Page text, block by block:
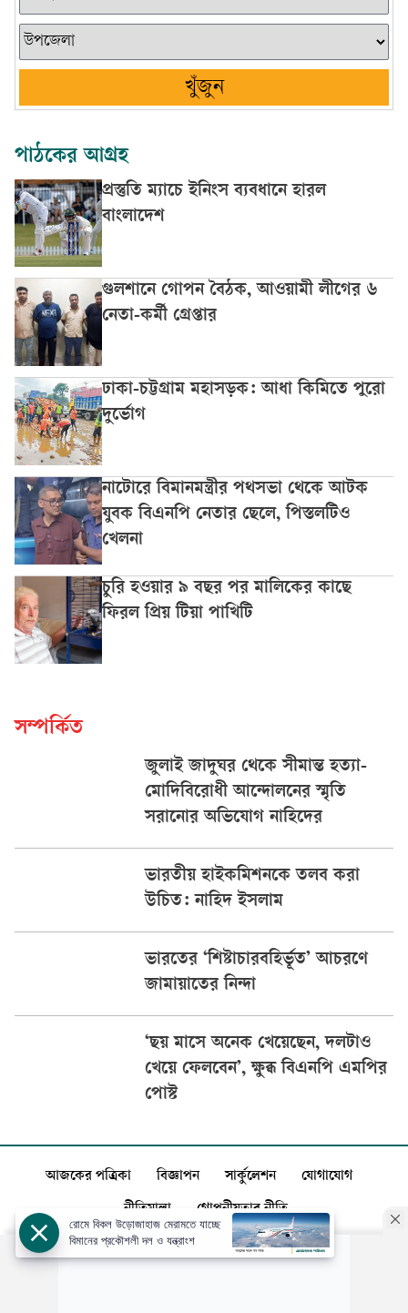
খুঁজুন
পাঠকের আগ্রহ
প্রস্তুতি ম্যাচে ইনিংস ব্যবধানে হারল
বাংলাদেশ
গুলশানে গোপন বৈঠক, আওয়ামী লীগের ৬
নেতা-কর্মী গ্রেপ্তার
ঢাকা-চট্টগ্রাম মহাসড়ক: আধা কিমিতে পুরো
দুর্ভোগ
নাটোরে বিমানমন্ত্রীর পথসভা থেকে আটক
যুবক বিএনপি নেতার ছেলে, পিস্তলটিও
খেলনা
চুরি হওয়ার ৯ বছর পর মালিকের কাছে
ফিরল প্রিয় টিয়া পাখিটি
সম্পর্কিত
জুলাই জাদুঘর থেকে সীমান্ত হত্যা-
মোদিবিরোধী আন্দোলনের স্মৃতি
সরানোর অভিযোগ নাহিদের
ভারতীয় হাইকমিশনকে তলব করা
উচিত: নাহিদ ইসলাম
ভারতের ‘শিষ্টাচারবহির্ভূত’ আচরণে
জামায়াতের নিন্দা
‘ছয় মাসে অনেক খেয়েছেন, দলটাও
খেয়ে ফেলবেন’, ক্ষুব্ধ বিএনপি এমপির
পোস্ট
আজকের পত্রিকা বিজ্ঞাপন সার্কুলেশন যোগাযোগ
নীতিমালা গোপনীয়তার নীতি
রোমে বিকল উড়োজাহাজ মেরামতে যাচ্ছে
বিমানের প্রকৌশলী দল ও যন্ত্রাংশ